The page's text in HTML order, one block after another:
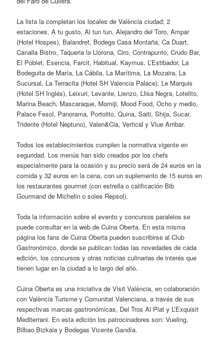
La lista la completan los locales de València ciudad: 2
estaciones, A tu gusto, Al tun tun, Alejandro del Toro, Ampar
(Hotel Hospes), Balandret, Bodega Casa Montaña, Ca Duart,
Canalla Bistro, Taqueria la Llorona, Ciro, Contrapunto, Crudo Bar,
El Poblet, Esencia, Farcit, Habitual, Kaymus, L’Estibador, La
Bodeguita de María, La Cábila, La Marítima, La Mozaira, La
Sucursal, La Terracita (Hotel SH Valencia Palace), Le Marquis
(Hotel SH Inglés), Leixuri, Levante, Lienzo, Llisa Negra, Lotelito,
Marina Beach, Mascaraque, Momiji, Mood Food, Ocho y medio,
Palace Fesol, Panorama, Portolito, Quina, Saiti, Shija, Sucar,
Tridente (Hotel Neptuno), Valen&Cia, Vertical y Vlue Arribar.
Todos los establecimientos cumplen la normativa vigente en
seguridad. Los menús han sido creados por los chefs
especialmente para la ocasión y su precio será de 24 euros en la
comida y 32 euros en la cena, con un suplemento de 15 euros en
los restaurantes gourmet (con estrella o calificación Bib
Gourmand de Michelin o soles Repsol).
Toda la información sobre el evento y concursos paralelos se
puede consultar en la web de Cuina Oberta. En esta misma
página los fans de Cuina Oberta pueden suscribirse al Club
Gastronómico, donde se publican todas las novedades de cada
edición, los concursos y otras noticias culinarias de interés que
tienen lugar en la ciudad a lo largo del año.
Cuina Oberta es una iniciativa de Visit València, en colaboración
con València Turisme y Comunitat Valenciana, a través de sus
respectivas marcas gastronómicas, Del Tros Al Plat y L’Exquisit
Mediterrani. En esta edición los patrocinadores son: Vueling,
Bilbao Bizkaia y Bodegas Vicente Gandía.